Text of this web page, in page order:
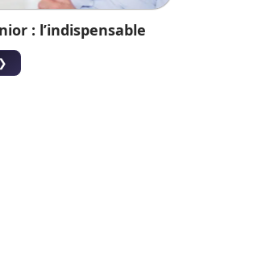
: l’indispensable